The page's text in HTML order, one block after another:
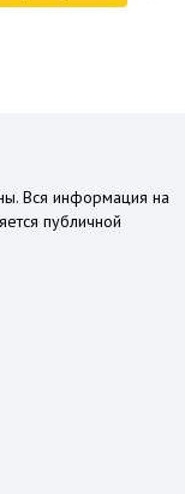
Вся информация на
публичной